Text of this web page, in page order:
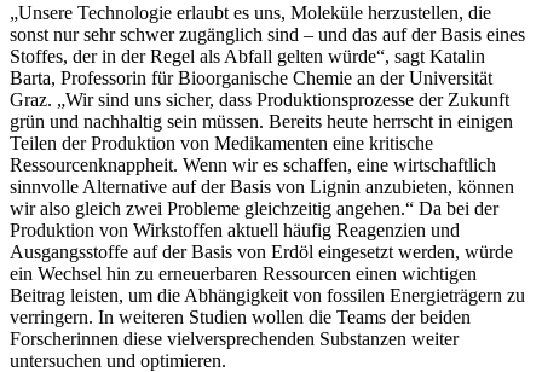
„Unsere Technologie erlaubt es uns, Moleküle herzustellen, die
sonst nur sehr schwer zugänglich sind – und das auf der Basis eines
Stoffes, der in der Regel als Abfall gelten würde“, sagt Katalin
Barta, Professorin für Bioorganische Chemie an der Universität
Graz. „Wir sind uns sicher, dass Produktionsprozesse der Zukunft
grün und nachhaltig sein müssen. Bereits heute herrscht in einigen
Teilen der Produktion von Medikamenten eine kritische
Ressourcenknappheit. Wenn wir es schaffen, eine wirtschaftlich
sinnvolle Alternative auf der Basis von Lignin anzubieten, können
wir also gleich zwei Probleme gleichzeitig angehen.“ Da bei der
Produktion von Wirkstoffen aktuell häufig Reagenzien und
Ausgangsstoffe auf der Basis von Erdöl eingesetzt werden, würde
ein Wechsel hin zu erneuerbaren Ressourcen einen wichtigen
Beitrag leisten, um die Abhängigkeit von fossilen Energieträgern zu
verringern. In weiteren Studien wollen die Teams der beiden
Forscherinnen diese vielversprechenden Substanzen weiter
untersuchen und optimieren.